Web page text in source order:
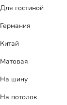
Для гостиной
Германия
Китай
Матовая
На шину
На потолок